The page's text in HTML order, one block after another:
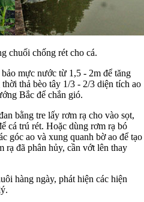
chuối chống rét cho cá.
mực nước từ 1,5 - 2m để tăng
thả bèo tây 1/3 - 2/3 diện tích ao
Bắc để chắn gió.
bằng tre lấy rơm rạ cho vào sọt,
cá trú rét. Hoặc dùng rơm rạ bó
góc ao và xung quanh bờ ao để tạo
rạ đã phân hủy, cần vớt lên thay
hàng ngày, phát hiện các hiện